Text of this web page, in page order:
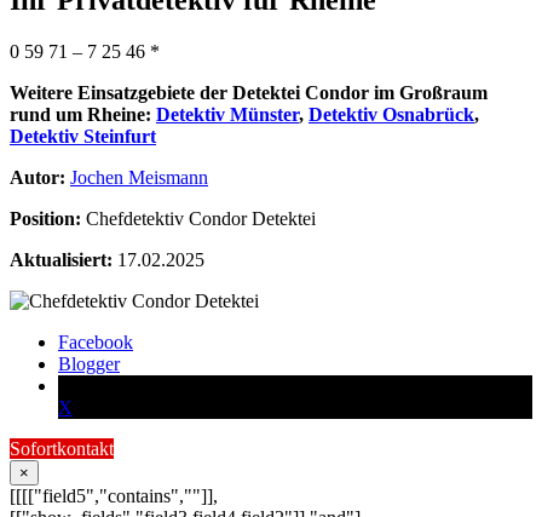
0 59 71 – 7 25 46 *
Weitere Einsatzgebiete der Detektei Condor im Großraum
rund um Rheine: Detektiv Münster, Detektiv Osnabrück,
Detektiv Steinfurt
Autor: Jochen Meismann
Position: Chefdetektiv Condor Detektei
Aktualisiert: 17.02.2025
Facebook
Blogger
X
Sofortkontakt
×
[[[["field5","contains",""]],